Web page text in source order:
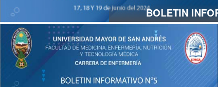
BOLETIN